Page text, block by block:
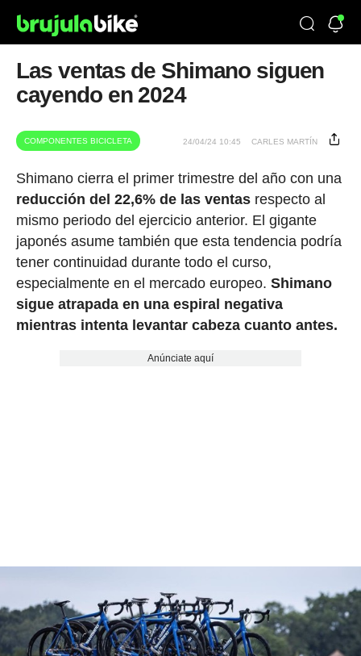
Las ventas de Shimano siguen
cayendo en 2024
COMPONENTES BICICLETA 24/04/24 10:45 CARLES MARTÍN
Shimano cierra el primer trimestre del año con una
reducción del 22,6% de las ventasrespecto al
mismo periodo del ejercicio anterior. El gigante
japonés asume también que esta tendencia podría
tener continuidad durante todo el curso,
especialmente en el mercado europeo. Shimano
sigue atrapada en una espiral negativa
mientras intenta levantar cabeza cuanto antes.
Anúnciate aquí